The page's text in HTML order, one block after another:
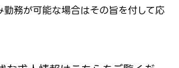
務が可能な場合はその旨を付して応